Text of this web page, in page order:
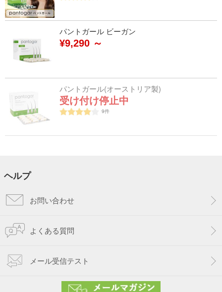
パントガール ビーガン
¥9,290 ～
パントガール(オーストリア製)
受け付け停止中
9件
ヘルプ
お問い合わせ
よくある質問
メール受信テスト